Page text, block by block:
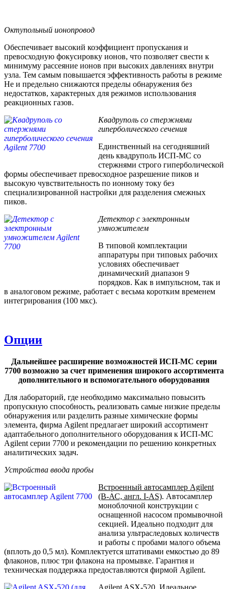
Октупольный ионопровод
Обеспечивает высокий коэффициент пропускания и
превосходную фокусировку ионов, что позволяет свести к
минимуму рассеяние ионов при высоких давлениях внутри
узла. Тем самым повышается эффективность работы в режиме
Не и предельно снижаются пределы обнаружения без
недостатков, характерных для режимов использования
реакционных газов.
Квадруполь со стержнями
гиперболического сечения
Единственный на сегодняшний
день квадруполь ИСП-МС со
стержнями строго гиперболической
формы обеспечивает превосходное разрешение пиков и
высокую чувствительность по ионному току без
специализированной настройки для разделения смежных
пиков.
Детектор с электронным
умножителем
В типовой комплектации
аппаратуры при типовых рабочих
условиях обеспечивает
динамический диапазон 9
порядков. Как в импульсном, так и
в аналоговом режиме, работает с весьма коротким временем
интегрирования (100 мкс).
Опции
Дальнейшее расширение возможностей ИСП-МС серии
7700 возможно за счет применения широкого ассортимента
дополнительного и вспомогательного оборудования
Для лабораторий, где необходимо максимально повысить
пропускную способность, реализовать самые низкие пределы
обнаружения или разделить разные химические формы
элемента, фирма Agilent предлагает широкий ассортимент
адаптабельного дополнительного оборудования к ИСП-МС
Agilent серии 7700 и рекомендации по решению конкретных
аналитических задач.
Устройства ввода пробы
Встроенный автосамплер Agilent
(В-АС, англ. I-AS). Автосамплер
моноблочной конструкции с
оснащенной насосом промывочной
секцией. Идеально подходит для
анализа ультраследовых количеств
и работы с пробами малого объема
(вплоть до 0,5 мл). Комплектуется штативами емкостью до 89
флаконов, плюс три флакона на промывке. Гарантия и
техническая поддержка предоставляются фирмой Agilent.
Agilent ASX-520 . Идеальное